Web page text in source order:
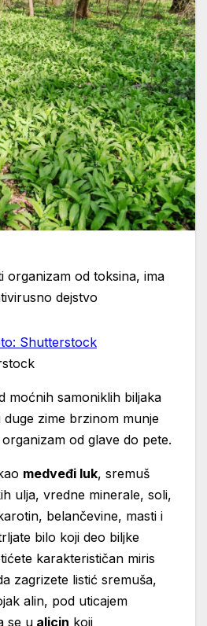
organizam od toksina, ima
dejstvo
moćnih samoniklih biljaka
duge zime brzinom munje
od glave do pete.
medveđi luk, sremuš
ulja, vredne minerale, soli,
belančevine, masti i
bilo koji deo biljke
karakterističan miris
zagrizete listić sremuša,
alin, pod uticajem
se u alicin koji